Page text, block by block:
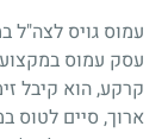
עמוס גויס לצה"ל
עסק עמוס
קרקע, הוא קיבל
ארוך, סיים לטוס